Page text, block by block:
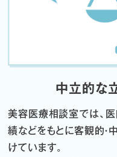
中立的な
美容医療相談室では、医
績などをもとに客観的・
けています。